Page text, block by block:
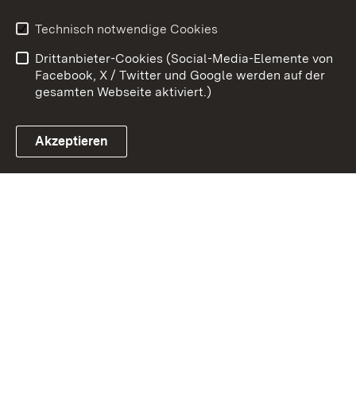
Link zum Landesportal
Barrierefreiheit
Impressum Cookies
Technisch notwendige Cookies
Drittanbieter-Cookies (Social-Media-Elemente von
Facebook, X / Twitter und Google werden auf der
gesamten Webseite aktiviert.)
Akzeptieren